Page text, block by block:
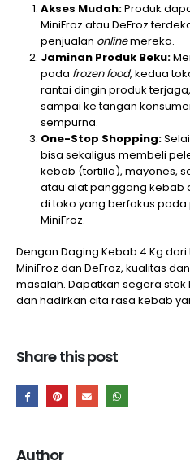
Akses Mudah:Produk
MiniFroz atau DeFroz
penjualan onlinemereka.
Jaminan Produk Beku:
pada frozen food, kedua
rantai dingin produk
sampai ke tangan
sempurna.
One-Stop Shopping:
bisa sekaligus membeli
kebab (tortilla), mayones,
atau alat panggang kebab
di toko yang berfokus
MiniFroz.
Dengan Daging Kebab 4 Kg
MiniFroz dan DeFroz, kualitas
masalah. Dapatkan segera
dan hadirkan cita rasa kebab
Share this post
Author